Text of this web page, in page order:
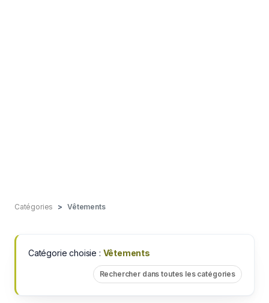
Catégories Vêtements
Catégorie choisie : Vêtements
Rechercher dans toutes les catégories